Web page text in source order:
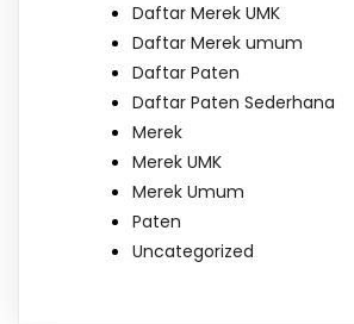
Daftar Merek UMK
Daftar Merek umum
Daftar Paten
Daftar Paten Sederhana
Merek
Merek UMK
Merek Umum
Paten
Uncategorized